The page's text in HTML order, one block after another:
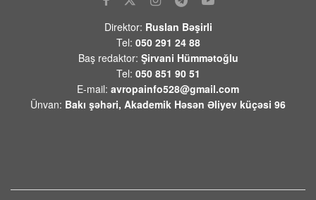
07 AVQUST 2026 / 9:54 21
Məhəmməd Əsədullazadə:
“Azərbaycan-Ermənistan mövzusu
ATƏT üçün artıq qapalı səhifədir”
07 AVQUST 2026 / 9:26 53
Yekaterinburqdakı Wildberries
kürəyimizdən bıçaqladı
Direktor: Ruslan Bəşirli
Tel: 050 291 24 88
Baş redaktor: Şirvani Hümmətoğlu
Tel: 050 851 90 51
E-mail: avropainfo528@gmail.com
Ünvan: Bakı şəhəri, Akademik Həsən Əliyev küçəsi 96